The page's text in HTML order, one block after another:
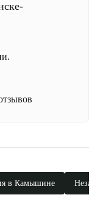
в Камышине